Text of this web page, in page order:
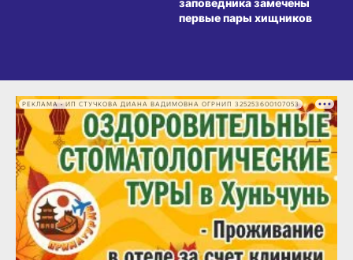
заповедника замечены
первые пары хищников
РЕКЛАМА • ИП СТУЧКОВА ДИАНА ВАДИМОВНА ОГРНИП 325253600107053